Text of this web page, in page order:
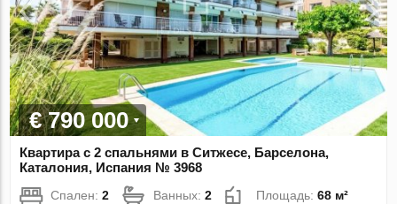
€ 790 000
Квартира с 2 спальнями в Ситжесе, Барселона,
Каталония, Испания № 3968
Спален:2 Ванных:2 Площадь:68 м²